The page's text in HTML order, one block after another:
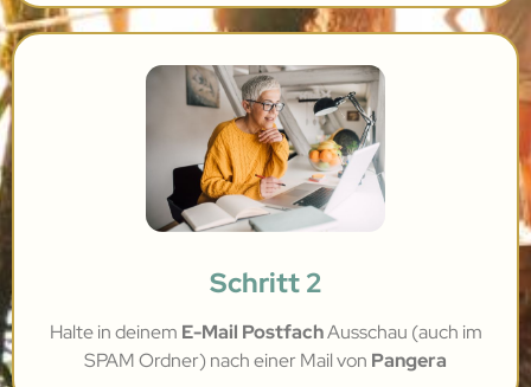
Schritt 2
Halte in deinem E-Mail PostfachAusschau (auch im
SPAM Ordner) nach einer Mail von Pangera